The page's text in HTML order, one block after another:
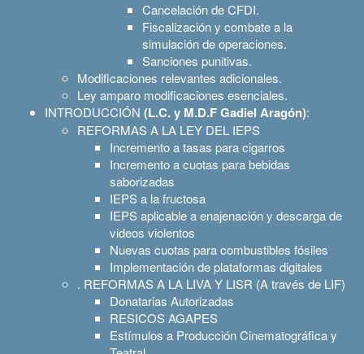
Cancelación de CFDI.
Fiscalización y combate a la
simulación de operaciones.
Sanciones punitivas.
Modificaciones relevantes adicionales.
Ley amparo modificaciones esenciales.
INTRODUCCIÓN (L.C. y M.D.F Gadiel Aragón):
REFORMAS A LA LEY DEL IEPS
Incremento a tasas para cigarros
Incremento a cuotas para bebidas
saborizadas
IEPS a la fructosa
IEPS aplicable a enajenación y descarga de
videos violentos
Nuevas cuotas para combustibles fósiles
Implementación de plataformas digitales
. REFORMAS A LA LIVA Y LISR (A través de LIF)
Donatarias Autorizadas
RESICOS AGAPES
Estímulos a Producción Cinematográfica y